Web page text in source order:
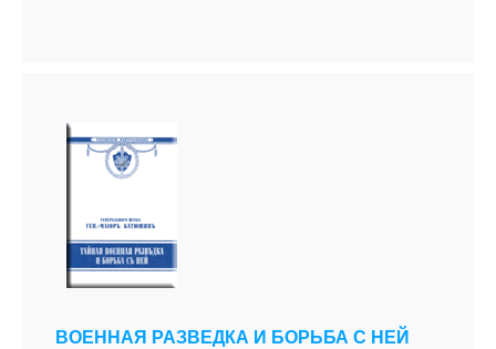
ВОЕННАЯ РАЗВЕДКА И БОРЬБА С НЕЙ